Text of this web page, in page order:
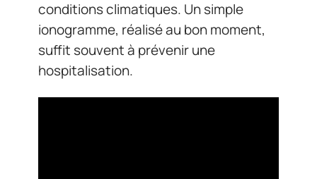
conditions climatiques. Un simple
ionogramme, réalisé au bon moment,
suffit souvent à prévenir une
hospitalisation.